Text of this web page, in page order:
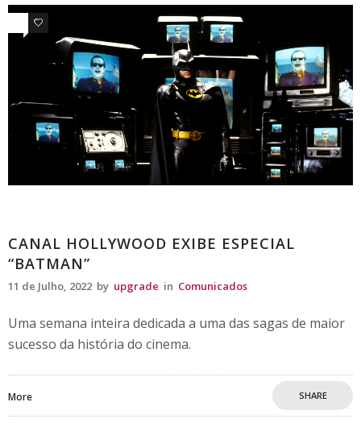
0
CANAL HOLLYWOOD EXIBE ESPECIAL
“BATMAN”
11 de Julho, 2022 by upgrade in Comunicados
Uma semana inteira dedicada a uma das sagas de maior
sucesso da história do cinema.
More SHARE